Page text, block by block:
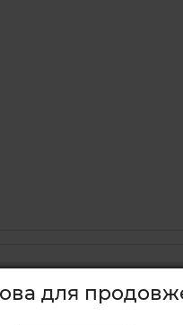
жасмина
для